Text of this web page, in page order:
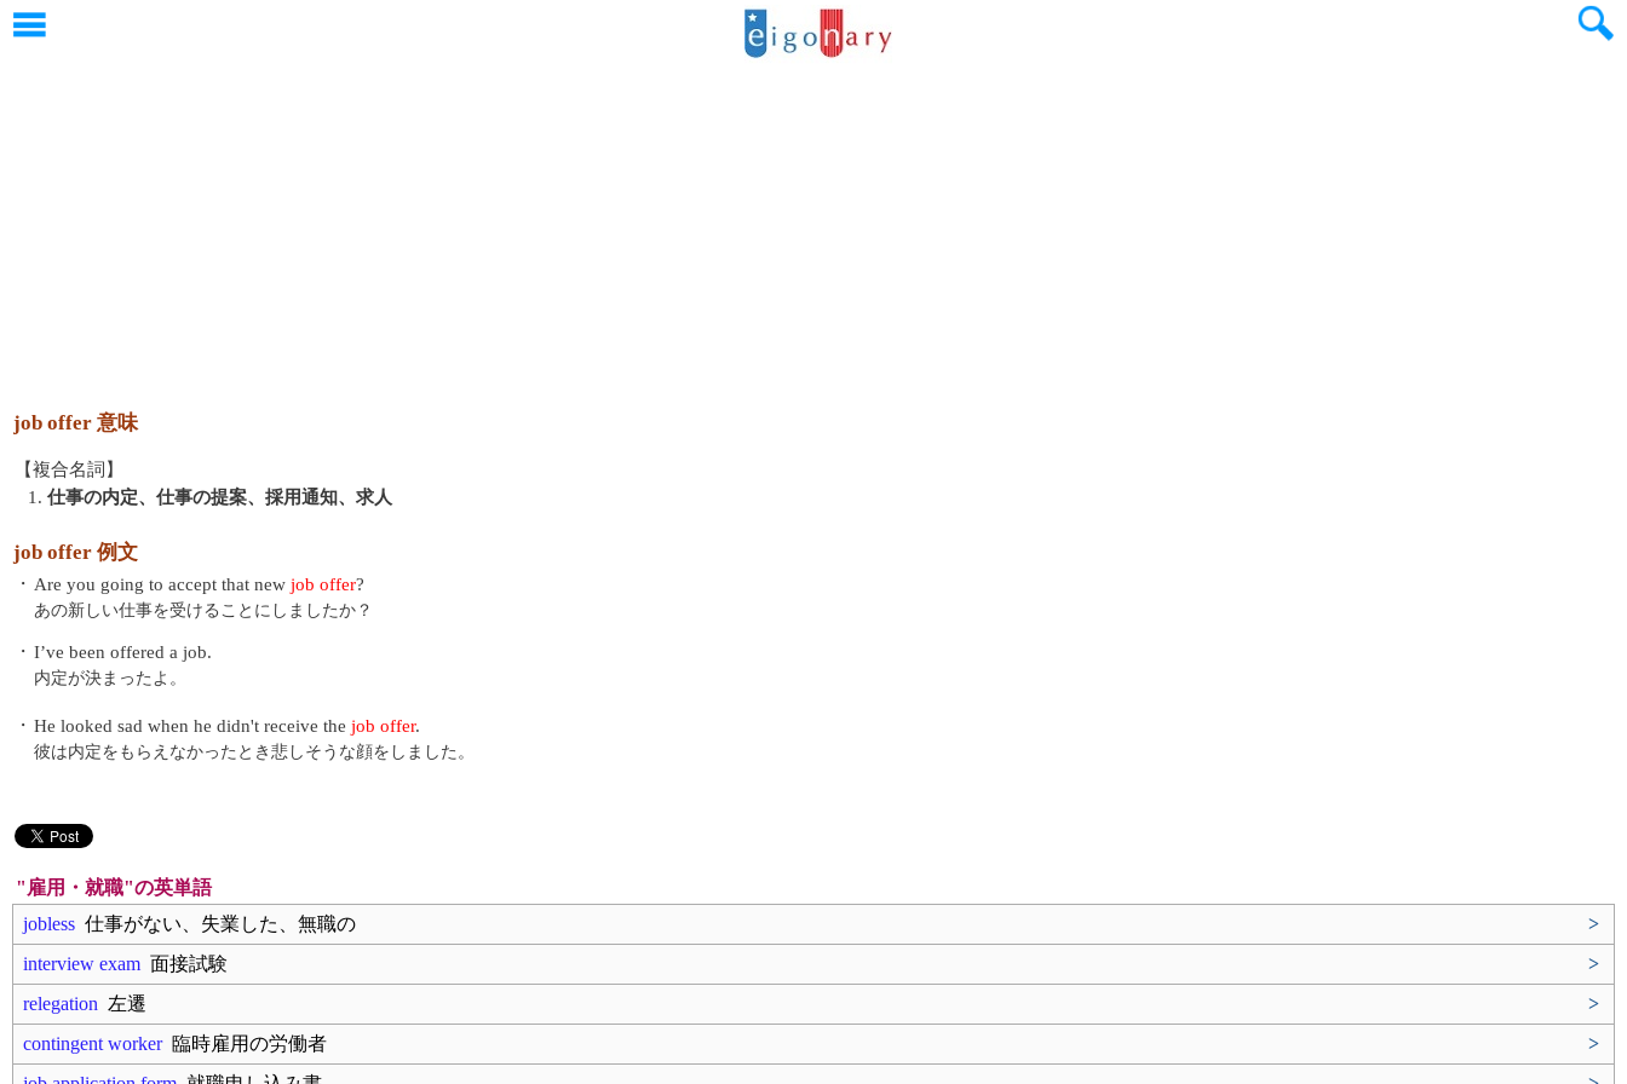
job offer 意味
【複合名詞】
1. 仕事の内定、仕事の提案、採用通知、求人
job offer 例文
・ Are you going to accept that new job offer?
あの新しい仕事を受けることにしましたか？
・ I’ve been offered a job.
内定が決まったよ。
・ He looked sad when he didn't receive the job offer.
彼は内定をもらえなかったとき悲しそうな顔をしました。
"雇用・就職"の英単語
jobless 仕事がない、失業した、無職の
>
interview exam 面接試験
>
relegation 左遷
>
contingent worker臨時雇用の労働者
>